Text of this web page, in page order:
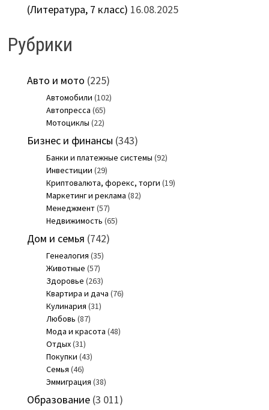
(Литература, 7 класс) 16.08.2025
Рубрики
Авто и мото (225)
Автомобили (102)
Автопресса (65)
Мотоциклы (22)
Бизнес и финансы (343)
Банки и платежные системы (92)
Инвестиции (29)
Криптовалюта, форекс, торги (19)
Маркетинг и реклама (82)
Менеджмент(57)
Недвижимость (65)
Дом и семья (742)
Генеалогия (35)
Животные (57)
Здоровье (263)
Квартира и дача (76)
Кулинария (31)
Любовь (87)
Мода и красота (48)
Отдых(31)
Покупки (43)
Семья (46)
Эммиграция (38)
Образование(3 011)